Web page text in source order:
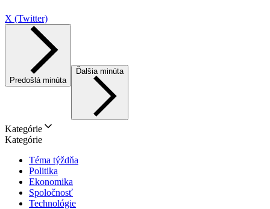
X (Twitter)
Predošlá minúta
Ďalšia minúta
Kategórie
Kategórie
Téma týždňa
Politika
Ekonomika
Spoločnosť
Technológie